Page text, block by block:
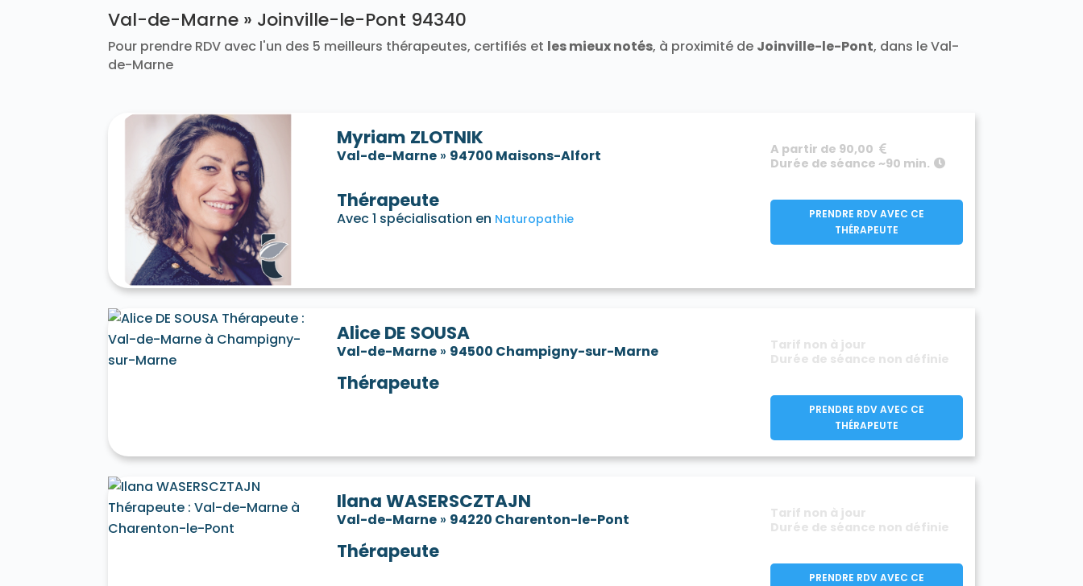
Val-de-Marne » Joinville-le-Pont 94340
Pour prendre RDV avec l'un des 5 meilleurs thérapeutes, certifiés et les mieux notés, à proximité de Joinville-le-Pont, dans le Val-
de-Marne
Myriam ZLOTNIK
Val-de-Marne » 94700 Maisons-Alfort
Thérapeute
Avec 1 spécialisation en Naturopathie
A partir de 90,00
Durée de séance ~90 min.
PRENDRE RDV AVEC CE
THÉRAPEUTE
Alice DE SOUSA
Val-de-Marne » 94500 Champigny-sur-Marne
Thérapeute
Tarif non à jour
Durée de séance non définie
PRENDRE RDV AVEC CE
THÉRAPEUTE
Ilana WASERSCZTAJN
Val-de-Marne » 94220 Charenton-le-Pont
Thérapeute
Tarif non à jour
Durée de séance non définie
PRENDRE RDV AVEC CE